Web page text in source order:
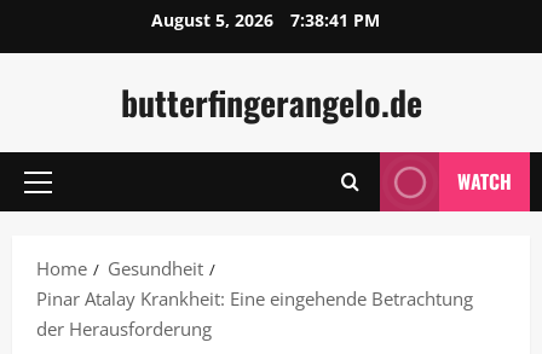
to
August 5, 2026 7:38:42 PM
butterfingerangelo.de
Primary
WATCH
Home
Gesundheit
Pinar Atalay Krankheit: Eine eingehende Betrachtung
der Herausforderung